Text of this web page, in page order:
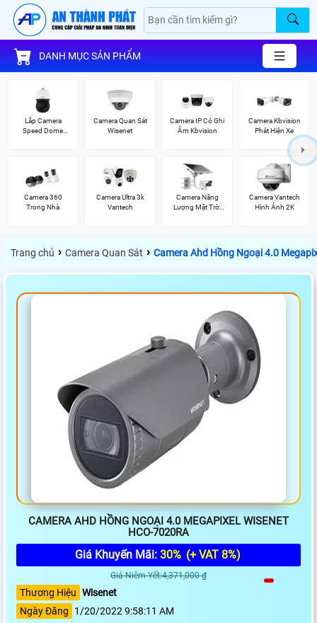
DANH MỤC SẢN PHẨM
Lắp Camera
Speed Dome
Camera Quan Sát
Wisenet
Camera IP Có Ghi
Âm Kbvision
Camera Kbvision
Phát Hiện Xe
Camera 360
Trong Nhà
Camera Ultra 3k
Vantech
Camera Năng
Lượng Mặt Trời
Camera Vantech
Hình Ảnh 2K
Trang chủ › Camera Quan Sát › Camera Ahd Hồng Ngoại 4.0
CAMERA AHD HỒNG NGOẠI 4.0 MEGAPIXEL WISENET
HCO-7020RA
Giá Khuyến Mãi: 30% (+ VAT 8%)
Giá Niêm Yết:4,371,000 ₫
Thương Hiệu Wisenet
Ngày Đăng
1/20/2022 9:58:11 AM